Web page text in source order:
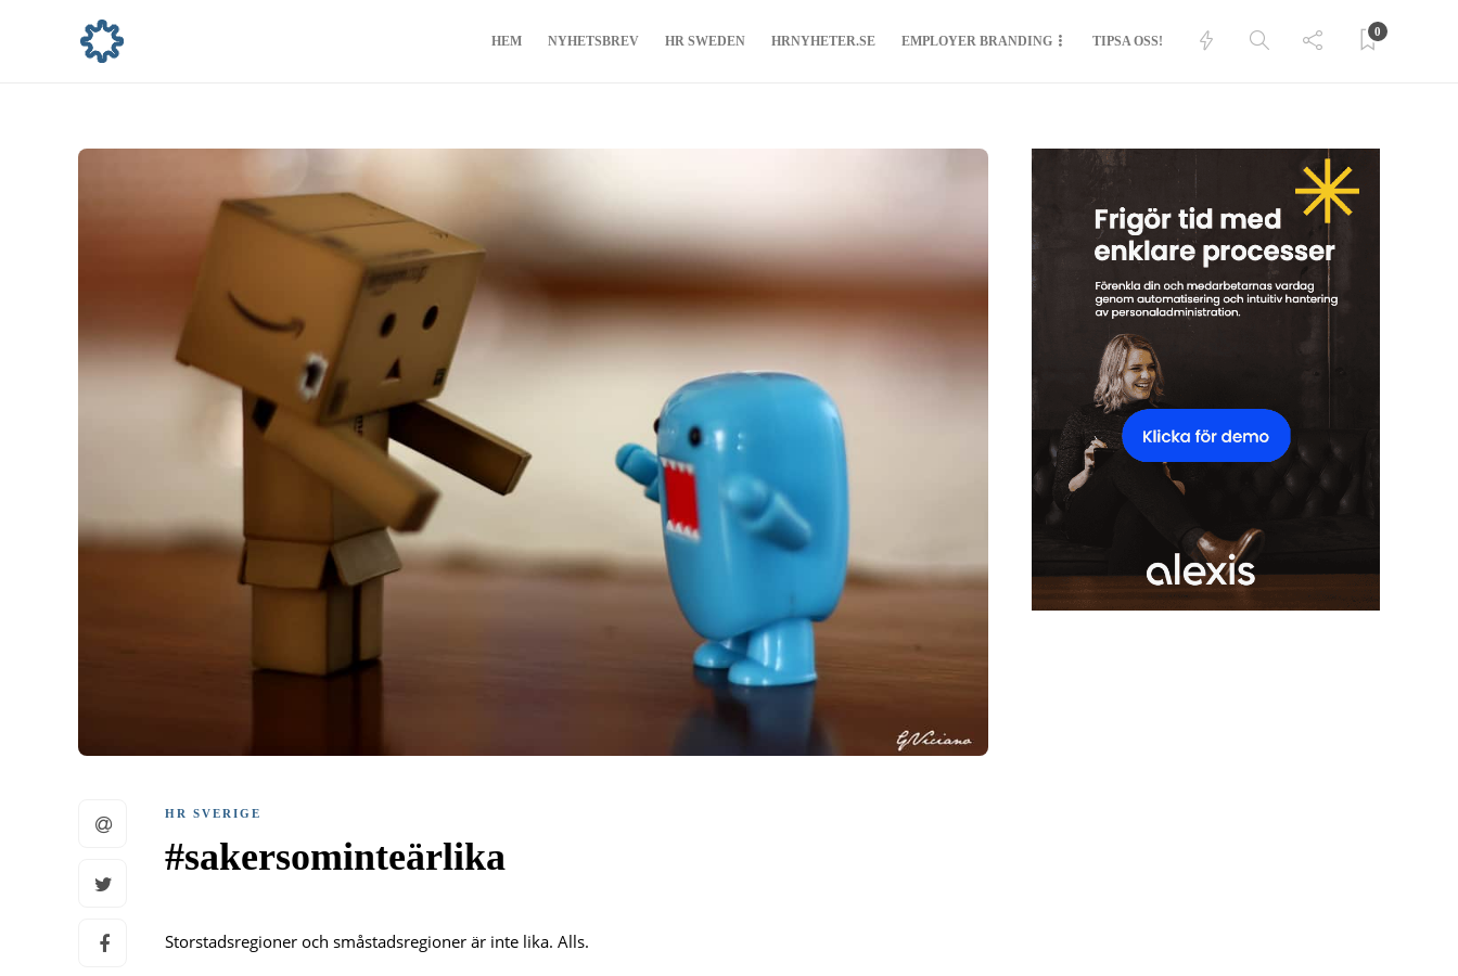
HEM NYHETSBREV HR SWEDEN HRNYHETER.SE EMPLOYER BRANDING TIPSA OSS!
0
HR SVERIGE
#sakersominteärlika
Storstadsregioner och småstadsregioner är inte lika. Alls.